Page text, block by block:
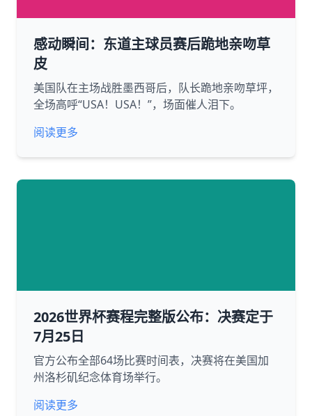
感动瞬间：东道主球员赛后跪地亲吻草
皮
美国队在主场战胜墨西哥后，队长跪地亲吻草坪，
全场高呼“USA！USA！”，场面催人泪下。
阅读更多
2026世界杯赛程完整版公布：决赛定于
7月25日
官方公布全部64场比赛时间表，决赛将在美国加
州洛杉矶纪念体育场举行。
阅读更多